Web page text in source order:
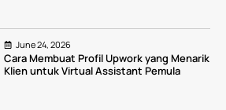
June 24, 2026
Cara Membuat Profil Upwork yang Menarik
Klien untuk Virtual Assistant Pemula